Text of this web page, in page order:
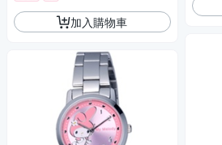
加入購物車